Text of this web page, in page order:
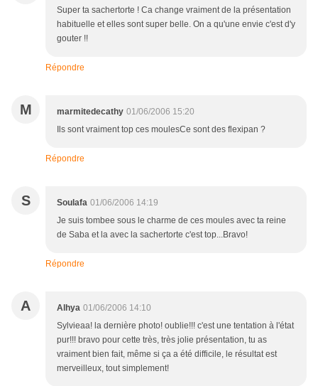
Super ta sachertorte ! Ca change vraiment de la présentation
habituelle et elles sont super belle. On a qu'une envie c'est d'y
gouter !!
Répondre
M marmitedecathy 01/06/2006 15:20
Ils sont vraiment top ces moulesCe sont des flexipan ?
Répondre
S Soulafa 01/06/2006 14:19
Je suis tombee sous le charme de ces moules avec ta reine
de Saba et la avec la sachertorte c'est top...Bravo!
Répondre
A Alhya 01/06/2006 14:10
Sylvieaa! la dernière photo! oublie!!! c'est une tentation à l'état
pur!!! bravo pour cette très, très jolie présentation, tu as
vraiment bien fait, même si ça a été difficile, le résultat est
merveilleux, tout simplement!